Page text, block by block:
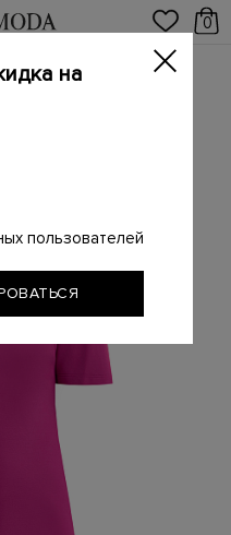
0
вискозной ткани
на
пользователей